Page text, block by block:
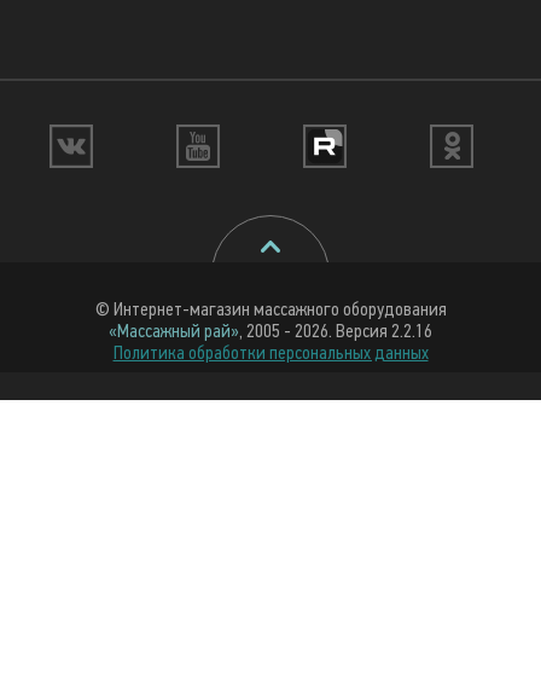
© Интернет-магазин массажного оборудования
«Массажный рай», 2005 - 2026. Версия 2.2.16
Политика обработки персональных данных